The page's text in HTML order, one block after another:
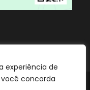
experiência de
concorda